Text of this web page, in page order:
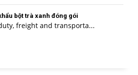
bột trà xanh đóng gói
freight and transporta...